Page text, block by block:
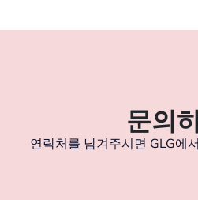
문의
연락처를 남겨주시면 GLG에